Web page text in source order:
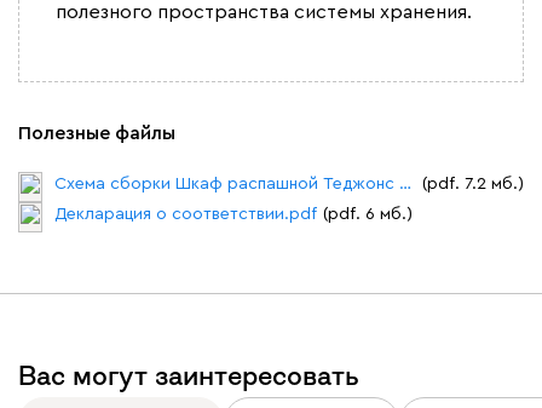
полезного пространства системы хранения.
Полезные файлы
Схема сборки Шкаф распашной Теджонс 2 двери.pdf
(pdf. 7.2 мб.)
Декларация о соответствии.pdf (pdf. 6 мб.)
Вас могут заинтересовать